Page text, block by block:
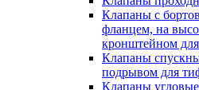
Клапаны с
фланцем, на
кронштейном
Клапаны
подрывом для
Клапаны